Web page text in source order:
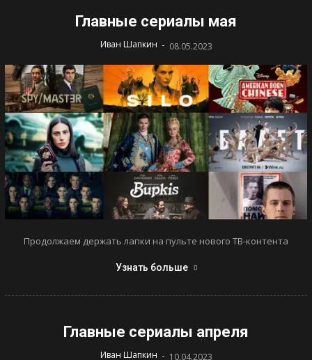
Главные сериалы мая
Иван Шапкин - 08.05.2023
Продолжаем держать лапки на пульте нового ТВ-контента
Узнать больше
Главные сериалы апреля
Иван Шапкин - 10.04.2023